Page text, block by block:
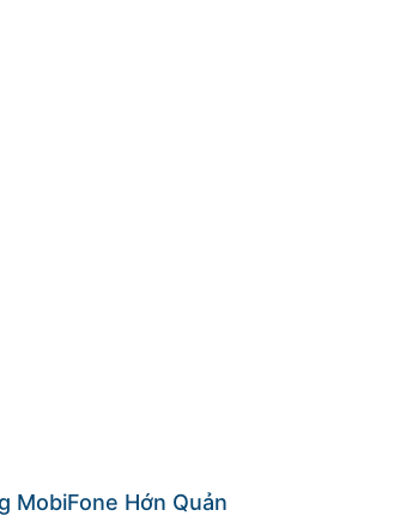
MobiFone Hớn Quản